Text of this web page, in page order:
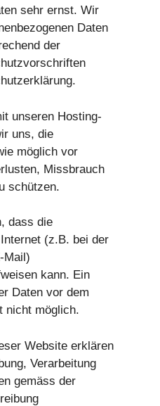
sehr ernst. Wir
Daten
der
unseren Hosting-
uns, die
möglich vor
Missbrauch
schützen.
dass die
(z.B. bei der
Mail)
kann. Ein
Daten vor dem
nicht möglich.
Website erklären
Verarbeitung
gemäss der